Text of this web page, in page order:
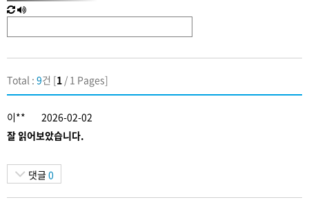
새
로
침
한
글
성
Total : 9건 [1 / 1 Pages]
이**
2026-02-02
잘 읽어보았습니다.
댓글 0